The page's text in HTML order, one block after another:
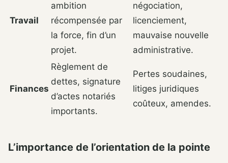
Travail
ambition
récompensée par
la force, fin d’un
projet.
négociation,
licenciement,
mauvaise nouvelle
administrative.
Finances
Règlement de
dettes, signature
d’actes notariés
importants.
Pertes soudaines,
litiges juridiques
coûteux, amendes.
L’importance de l’orientation de la pointe